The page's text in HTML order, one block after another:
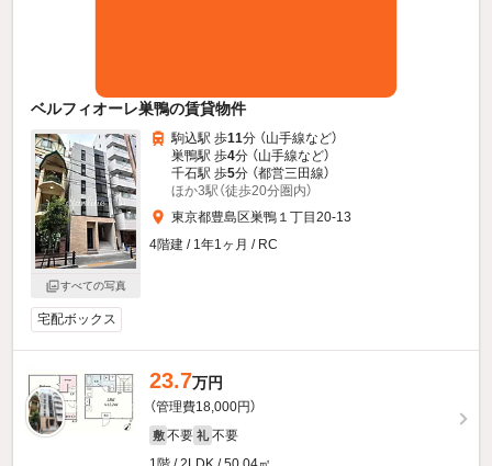
ベルフィオーレ巣鴨の賃貸物件
すべての写真
駒込駅 歩11分 （山手線など）
巣鴨駅 歩4分 （山手線など）
千石駅 歩5分 （都営三田線）
ほか3駅（徒歩20分圏内）
東京都豊島区巣鴨１丁目20-13
4階建 / 1年1ヶ月 / RC
宅配ボックス
23.7万円
（管理費18,000円）
敷 不要 礼 不要